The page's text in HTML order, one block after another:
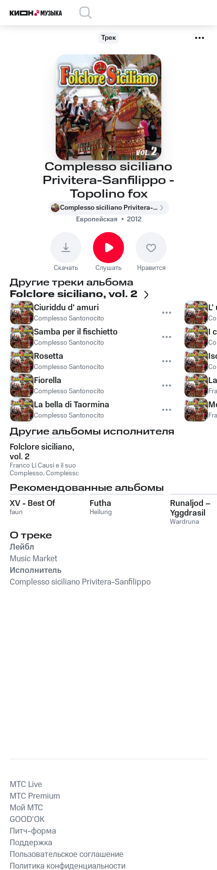
Трек
Complesso siciliano
Privitera-Sanfilippo -
Topolino fox
Complesso siciliano Privitera-Sanfilippo
Европейская
2012
Скачать Слушать Нравится
Другие треки альбома
Folclore siciliano, vol. 2
Ciuriddu d' amuri
Complesso Santonocito
Samba per il fischietto
Complesso Santonocito
Rosetta
Complesso Santonocito
Fiorella
Complesso Santonocito
La bella di Taormina
Complesso Santonocito
L'
I
Другие альбомы исполнителя
Folclore siciliano,
vol. 2
Franco Li Causi e il suo
Complesso,Complesso
Sanfilippo,Complesso
Santonocito, Franco Li
Causi e il suo
Complesso, Complesso
Santonocito
Рекомендованные альбомы
XV - Best Of
faun
Futha
Heilung
Runaljod –
Yggdrasil
Wardruna
О треке
Лейбл
Music Market
Исполнитель
Complesso siciliano Privitera-Sanfilippo
MTС Live
MTС Premium
Мой МТС
GOOD’OK
Питч-форма
Поддержка
Пользовательское соглашение
Политика конфиденциальности